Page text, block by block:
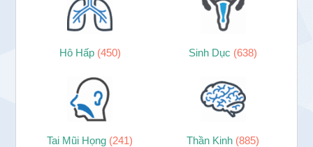
Hô Hấp (450) Sinh Dục (638)
Tai Mũi Họng (241) Thần Kinh (885)